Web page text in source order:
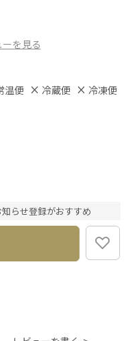
温便 冷蔵便 冷凍便
らせ登録がおすすめ